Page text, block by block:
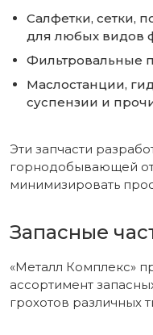
Салфетки, сетки,
для любых видов
Фильтровальные
Маслостанции,
суспензии и
Эти запчасти
горнодобывающей
минимизировать
Запасные
«Металл Комплекс»
ассортимент
грохотов различных